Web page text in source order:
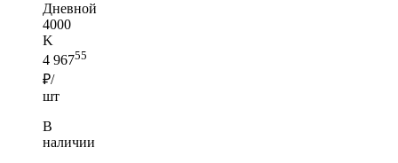
Дневной
4000
K
4 96755
₽/
шт
В
наличии